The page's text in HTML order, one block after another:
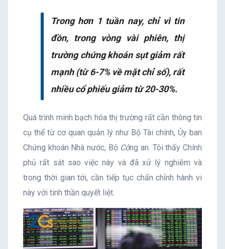
Trong hơn 1 tuần nay, chỉ vì tin
đồn, trong vòng vài phiên, thị
trường chứng khoán sụt giảm rất
mạnh (từ 6-7% về mặt chỉ số), rất
nhiều cổ phiếu giảm từ 20-30%.
Quá trình minh bạch hóa thị trường rất cần thông tin
cụ thể từ cơ quan quản lý như Bộ Tài chính, Ủy ban
Chứng khoán Nhà nước, Bộ Công an. Tôi thấy Chính
phủ rất sát sao việc này và đã xử lý nghiêm và
trong thời gian tới, cần tiếp tục chấn chỉnh hành vi
này với tinh thần quyết liệt.